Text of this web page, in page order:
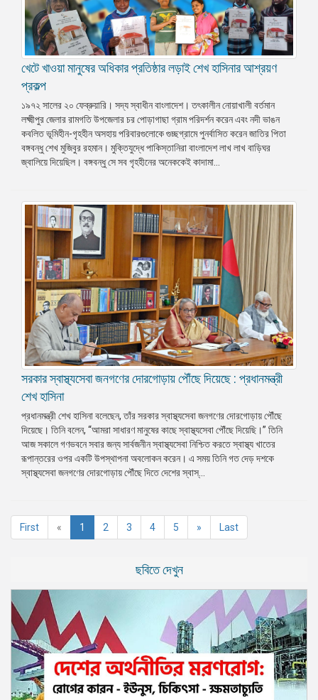
খেটে খাওয়া মানুষের অধিকার প্রতিষ্ঠার লড়াই শেখ হাসিনার আশ্রয়ণ
প্রকল্প
১৯৭২ সালের ২০ ফেব্রুয়ারি। সদ্য স্বাধীন বাংলাদেশ। তৎকালীন নোয়াখালী বর্তমান
লক্ষ্মীপুর জেলার রামগতি উপজেলার চর পোড়াগাছা গ্রাম পরিদর্শন করেন এবং নদী ভাঙন
কবলিত ভূমিহীন-গৃহহীন অসহায় পরিবারগুলোকে গুচ্ছগ্রামে পুনর্বাসিত করেন জাতির পিতা
বঙ্গবন্ধু শেখ মুজিবুর রহমান। মুক্তিযুদ্ধে পাকিস্তানিরা বাংলাদেশ লাখ লাখ বাড়িঘর
জ্বালিয়ে দিয়েছিল। বঙ্গবন্ধু সে সব গৃহহীনের অনেককেই কাদামা...
সরকার স্বাস্থ্যসেবা জনগণের দোরগোড়ায় পৌঁছে দিয়েছে : প্রধানমন্ত্রী
শেখ হাসিনা
প্রধানমন্ত্রী শেখ হাসিনা বলেছেন, তাঁর সরকার স্বাস্থ্যসেবা জনগণের দোরগোড়ায় পৌঁছে
দিয়েছে। তিনি বলেন, “আমরা সাধারণ মানুষের কাছে স্বাস্থ্যসেবা পৌঁছে দিয়েছি।” তিনি
আজ সকালে গণভবনে সবার জন্য সার্বজনীন স্বাস্থ্যসেবা নিশ্চিত করতে স্বাস্থ্য খাতের
রূপান্তরের ওপর একটি উপস্থাপনা অবলোকন করেন। এ সময় তিনি গত দেড় দশকে
স্বাস্থ্যসেবা জনগণের দোরগোড়ায় পৌঁছে দিতে দেশের স্বাস্...
First « 1 (current)
2 3 4 5 » Last
ছবিতে দেখুন